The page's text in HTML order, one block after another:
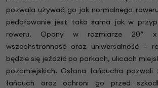
pozwala używać go jak normalnego
pedałowanie jest taka sama jak w
roweru. Opony w rozmiarze 20” x
wszechstronność oraz uniwersalność –
będzie się jeździć po parkach, ulicach
pozamiejskich. Osłona łańcucha
łańcuch oraz ochroni go przed